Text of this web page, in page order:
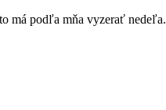
má podľa mňa vyzerať nedeľa.